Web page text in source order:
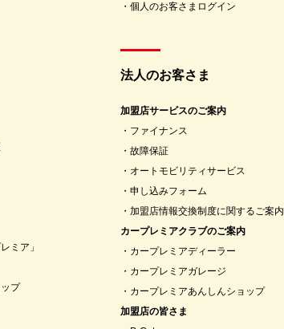
ミア」
プ
個人のお客さまログイン
法人のお客さま
加盟店サービスのご案内
ファイナンス
故障保証
オートモビリティサービス
申し込みフォーム
加盟店情報交換制度に関するご案内
カープレミアクラブのご案内
カープレミアディーラー
カープレミアガレージ
カープレミアあんしんショップ
加盟店の皆さま